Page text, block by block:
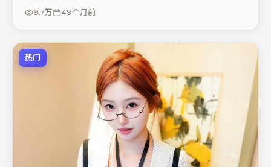
层层揭开。整体完成度较高，适合周末一口气追完。
9.7万 49个月前
热门